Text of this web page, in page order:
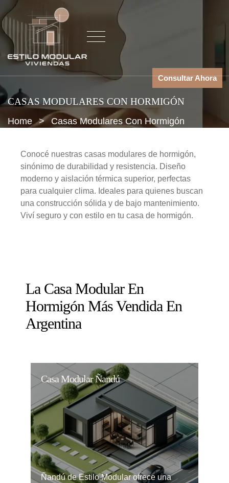
CASAS MODULARES CON HORMIGÓN
Home > Casas Modulares Con Hormigón
Consultar Ahora
Conocé nuestras casas modulares de hormigón,
sinónimo de durabilidad y resistencia. Diseño
moderno y aislación térmica superior, perfectas
para cualquier clima. Ideales para quienes buscan
una construcción sólida y de bajo mantenimiento.
Viví seguro y con estilo en tu casa de hormigón.
La Casa Modular En
Hormigón Más Vendida En
Argentina
Casa Modular Ñandú
Ñandú de Estilo Modular ofrece una